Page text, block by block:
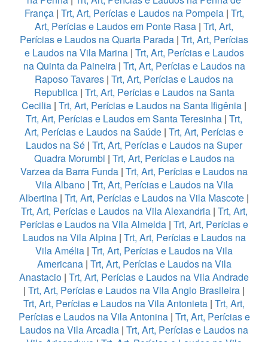
França | Trt, Art, Perícias e Laudos na Pompeia| Trt,
Art, Perícias e Laudos em Ponte Rasa | Trt, Art,
Perícias e Laudos na Quarta Parada | Trt, Art, Perícias
e Laudos na Vila Marina| Trt, Art, Perícias e Laudos
na Quinta da Paineira| Trt, Art, Perícias e Laudos na
Raposo Tavares | Trt, Art, Perícias e Laudos na
Republica| Trt, Art, Perícias e Laudos na Santa
Cecilia | Trt, Art, Perícias e Laudos na Santa Ifigênia |
Trt, Art, Perícias e Laudos em Santa Teresinha | Trt,
Art, Perícias e Laudos na Saúde | Trt, Art, Perícias e
Laudos na Sé | Trt, Art, Perícias e Laudos na Super
Quadra Morumbi | Trt, Art, Perícias e Laudos na
Varzea da Barra Funda | Trt, Art, Perícias e Laudos na
Vila Albano| Trt, Art, Perícias e Laudos na Vila
Albertina | Trt, Art, Perícias e Laudos na Vila Mascote |
Trt, Art, Perícias e Laudos na Vila Alexandria| Trt, Art,
Perícias e Laudos na Vila Almeida | Trt, Art, Perícias e
Laudos na Vila Alpina | Trt, Art, Perícias e Laudos na
Vila Amélia | Trt, Art, Perícias e Laudos na Vila
Americana| Trt, Art, Perícias e Laudos na Vila
Anastacio | Trt, Art, Perícias e Laudos na Vila Andrade
| Trt, Art, Perícias e Laudos na Vila Anglo Brasileira |
Trt, Art, Perícias e Laudos na Vila Antonieta | Trt, Art,
Perícias e Laudos na Vila Antonina| Trt, Art, Perícias e
Laudos na Vila Arcadia | Trt, Art, Perícias e Laudos na